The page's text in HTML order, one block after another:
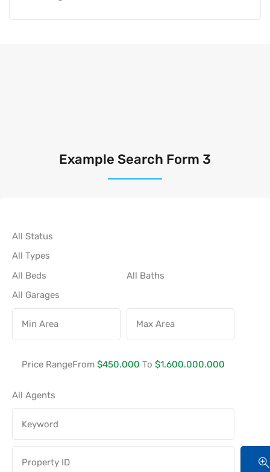
Example Search Form 3
Price RangeFrom $450.000 To $1.600.000.000